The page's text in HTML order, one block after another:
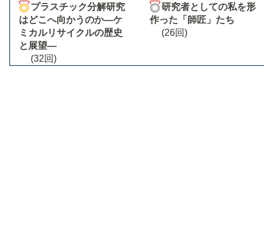
プラスチック分解研究
はどこへ向かうのか―ケ
ミカルリサイクルの歴史
と展望―
(32回)
研究者としての私を形
作った「師匠」たち
(26回)